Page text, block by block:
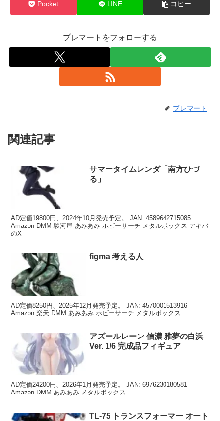
Pocket LINE コピー
プレマートをフォローする
プレマート
関連記事
サマータイムレンダ「南方ひづ
る」
AD定価19800円、2024年10月発売予定。 JAN: 4589642715085
Amazon DMM 駿河屋 あみあみ ホビーサーチ メタルボックス アキバ
のX
figma 考える人
AD定価8250円、2025年12月発売予定。 JAN: 4570001513916
Amazon 楽天 DMM あみあみ ホビーサーチ メタルボックス
アズールレーン 信濃 雅夢の白浜
Ver. 1/6 完成品フィギュア
AD定価24200円、2026年1月発売予定。 JAN: 6976230180581
Amazon DMM あみあみ メタルボックス
TL-75 トランスフォーマー オート